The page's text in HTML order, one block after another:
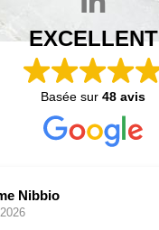
EXCELLENT
Basée sur 48 avis
Nibbio